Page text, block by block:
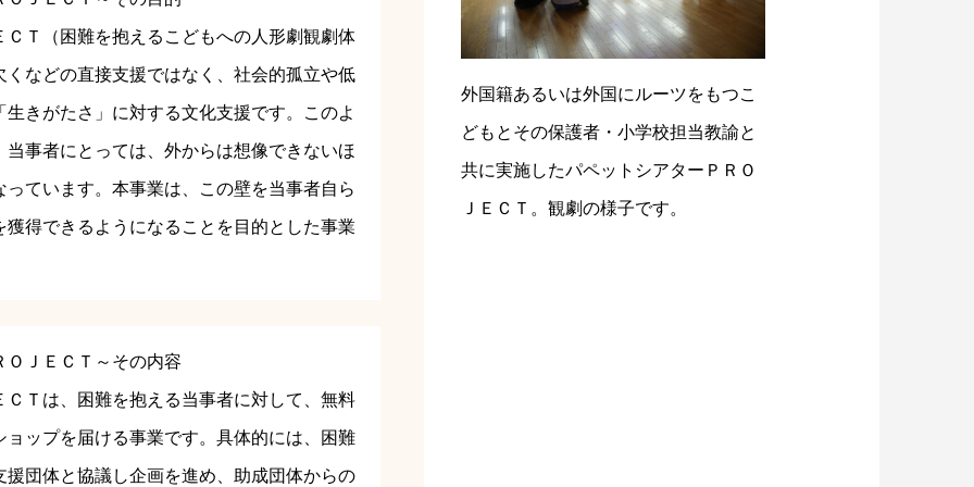
Ｔ（困難を抱えるこどもへの人形劇観劇体
などの直接支援ではなく、社会的孤立や低
きがたさ」に対する文化支援です。このよ
事者にとっては、外からは想像できないほ
ています。本事業は、この壁を当事者自ら
得できるようになることを目的とした事業
ＯＪＥＣＴ～その内容
Ｔは、困難を抱える当事者に対して、無料
ップを届ける事業です。具体的には、困難
団体と協議し企画を進め、助成団体からの
外国籍あるいは外国にルーツをもつこ
どもとその保護者・小学校担当教諭と
共に実施したパペットシアターＰＲＯ
ＪＥＣＴ。観劇の様子です。